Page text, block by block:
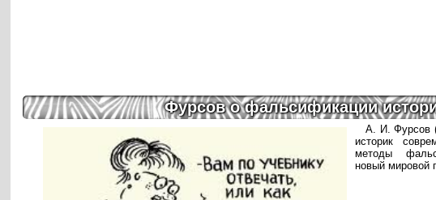
Фурсов о фальсификации
А. И. Фурсов
историк
методы
новый мировой